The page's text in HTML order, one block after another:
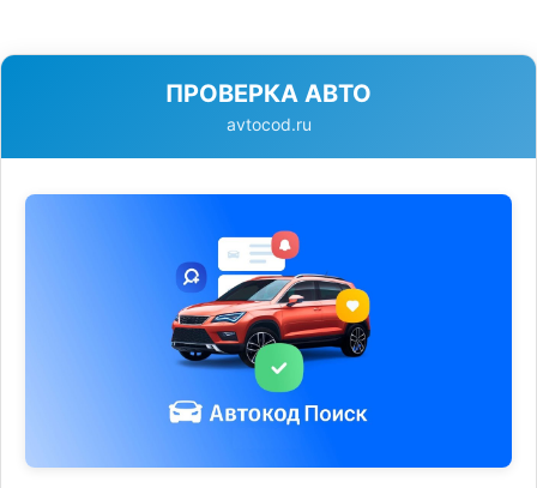
ПРОВЕРКА АВТО
avtocod.ru